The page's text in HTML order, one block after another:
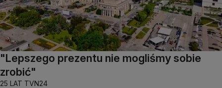
"Lepszego prezentu nie mogliśmy sobie
zrobić"
25 LAT TVN24